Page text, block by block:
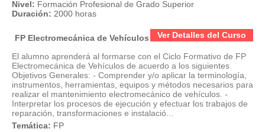
Nivel: Formación Profesional de Grado Superior
Duración: 2000 horas
Ver Detalles del Curso
FP Electromecánica de Vehículos
El alumno aprenderá al formarse con el Ciclo Formativo de FP
Electromecánica de Vehículos de acuerdo a los siguientes
Objetivos Generales: - Comprender y/o aplicar la terminología,
instrumentos, herramientas, equipos y métodos necesarios para
realizar el mantenimiento electromecánico de vehículos. -
Interpretar los procesos de ejecución y efectuar los trabajos de
reparación, transformaciones e instalació...
Temática: FP